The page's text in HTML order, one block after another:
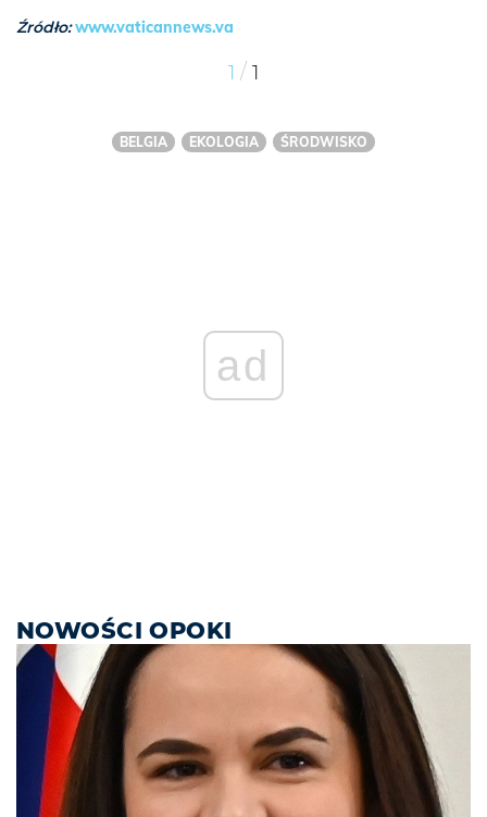
Źródło: www.vaticannews.va
1 / 1
BELGIA EKOLOGIA ŚRODWISKO
ad
NOWOŚCI OPOKI